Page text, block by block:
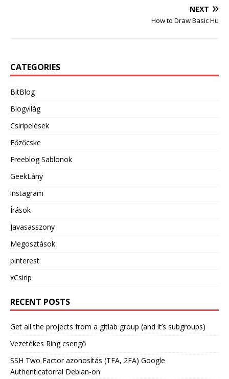
NEXT
How to Draw Basic Hu
CATEGORIES
BitBlog
Blogvilág
Csiripelések
Főzőcske
Freeblog Sablonok
GeekLány
instagram
Írások
Javasasszony
Megosztások
pinterest
xCsirip
RECENT POSTS
Get all the projects from a gitlab group (and it’s subgroups)
Vezetékes Ring csengő
SSH Two Factor azonosítás (TFA, 2FA) Google
Authenticatorral Debian-on